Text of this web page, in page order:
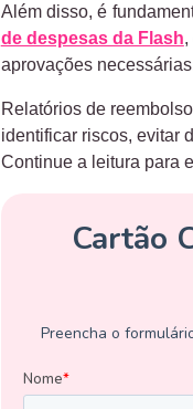
Além disso, é
de despesas da Flash,
aprovações
Relatórios de
identificar riscos, evitar
Continue a leitura para